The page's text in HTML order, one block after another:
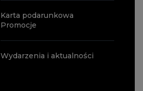
Karta podarunkowa
Promocje
Wydarzenia i aktualności